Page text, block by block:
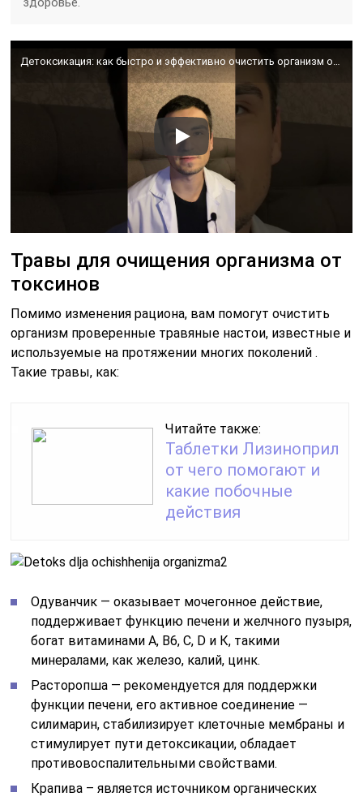
Травы для очищения организма от
токсинов
Помимо изменения рациона, вам помогут очистить
организм проверенные травяные настои, известные и
используемые на протяжении многих поколений .
Такие травы, как:
Читайте также:
Таблетки Лизиноприл
от чего помогают и
какие побочные
действия
Одуванчик — оказывает мочегонное действие,
поддерживает функцию печени и желчного пузыря,
богат витаминами А, В6, С, D и К, такими
минералами, как железо, калий, цинк.
Расторопша — рекомендуется для поддержки
функции печени, его активное соединение —
силимарин, стабилизирует клеточные мембраны и
стимулирует пути детоксикации, обладает
противовоспалительными свойствами.
Крапива – является источником органических